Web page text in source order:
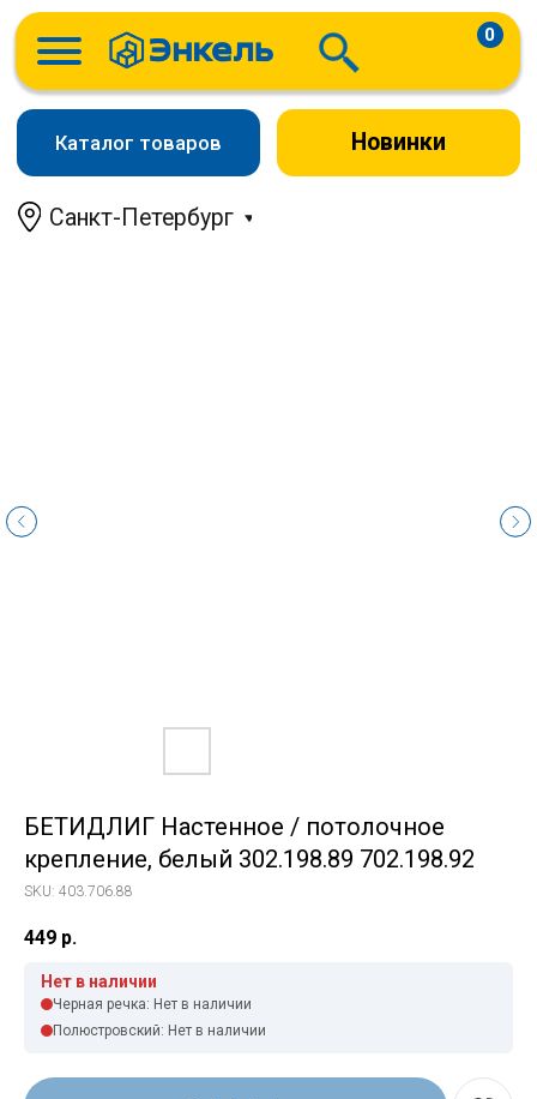
Новинки
Санкт-Петербург
БЕТИДЛИГ Настенное / потолочное
крепление, белый 302.198.89 702.198.92
SKU: 403.706.88
449 р.
Нет в наличии
Черная речка: Нет в наличии
Полюстровский: Нет в наличии